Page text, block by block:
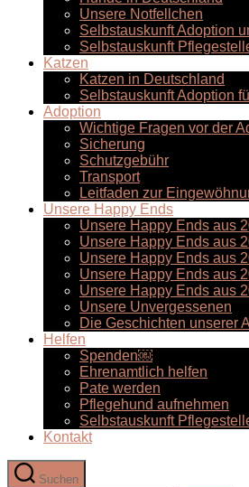
Unsere Notfellchen
Selbstauskunft Adoption
Selbstauskunft
Katzen
Katzen in Deutschland
Selbstauskunft Adoption
Adoption
Wichtige Fragen vor der
Sicherung
Schutzgebühr
Transport
Leitfaden zur
Unsere Happy Ends
Unsere Happy Ends aus
Unsere Happy Ends aus
Unsere Happy Ends aus
Unsere Happy Ends aus
Unsere Happy Ends aus
Unsere Unvergessenen
Die Geschichten unserer
Helfen
Spenden￼
Ehrenamtlich helfen
Pate werden
Pflegehund aufnehmen
Selbstauskunft
Kontakt
Suchen